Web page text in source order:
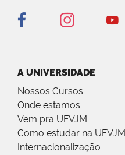
A UNIVERSIDADE
Nossos Cursos
Onde estamos
Vem pra UFVJM
Como estudar na UFVJM
Internacionalização